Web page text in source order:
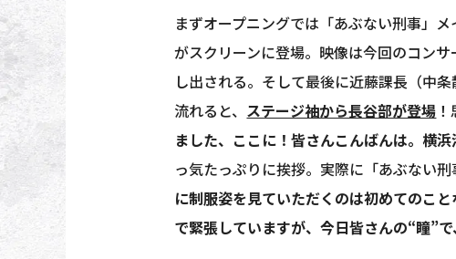
まずオープニングでは「あぶない刑事」
がスクリーンに登場。映像は今回のコン
し出される。そして最後に近藤課長（中
流れると、 ステージ袖から長谷部が登場
ました、ここに！皆さんこんばんは。横
っ気たっぷりに挨拶。実際に「あぶない
に制服姿を見ていただくのは初めてのこと
で緊張していますが、今日皆さんの“瞳”